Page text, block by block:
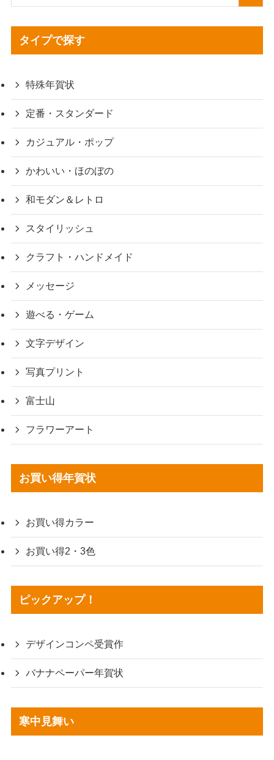
タイプで探す
特殊年賀状
定番・スタンダード
カジュアル・ポップ
かわいい・ほのぼの
和モダン＆レトロ
スタイリッシュ
クラフト・ハンドメイド
メッセージ
遊べる・ゲーム
文字デザイン
写真プリント
富士山
フラワーアート
お買い得年賀状
お買い得カラー
お買い得2・3色
ピックアップ！
デザインコンペ受賞作
バナナペーパー年賀状
寒中見舞い